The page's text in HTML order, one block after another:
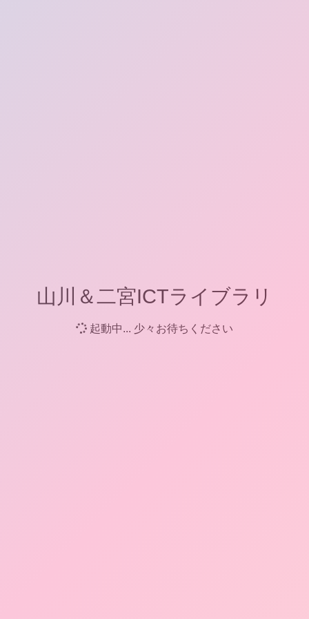
山川＆二宮ICTライブラリ
起動中... 少々お待ちください